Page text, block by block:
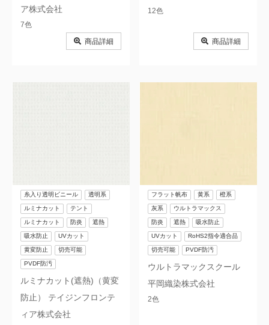
ア株式会社
7色
商品詳細
12色
商品詳細
ルミナカット(遮熱)（黄変
防止） テイジンフロンテ
ィア株式会社
糸入り透明ビニール 透明系
ルミナカット テント
ルミナカット 防炎 遮熱
吸水防止 UVカット
黄変防止 切売可能
PVDF防汚
ウルトラマックスクール
平岡織染株式会社
フラット帆布 黄系 橙系
灰系 ウルトラマックス
防炎 遮熱 吸水防止
UVカット RoHS2指令適合品
切売可能 PVDF防汚
2色